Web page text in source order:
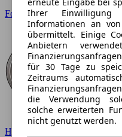
Ford
Hyundai
Ihrer Einwilligung
Informationen an
übermittelt. Einige
Anbietern
für 30 Tage zu
Zeitraums
die Verwendung
solche erweiterten
nicht genutzt werden.